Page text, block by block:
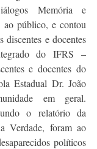
Memória e
ao público, e contou
discentes e docentes
do IFRS –
e docentes do
Estadual Dr. João
em geral.
o relatório da
Verdade, foram ao
políticos